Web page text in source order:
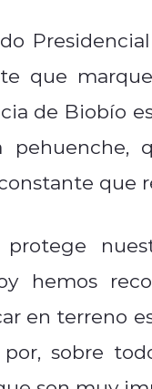
que
de Biobío
que
hemos
en terreno
sobre